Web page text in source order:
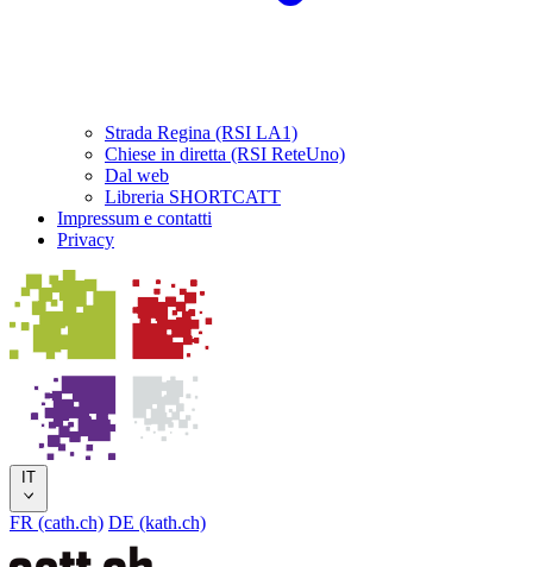
Strada Regina (RSI LA1)
Chiese in diretta (RSI ReteUno)
Dal web
Libreria SHORTCATT
Impressum e contatti
Privacy
IT
FR (cath.ch) DE (kath.ch)